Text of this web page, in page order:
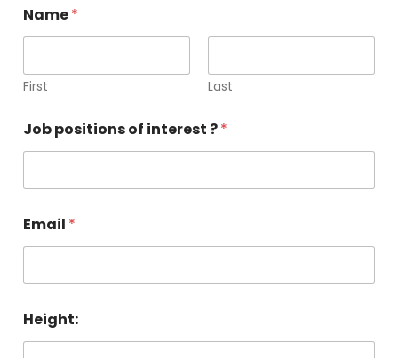
Name*
First Last
Job positions of interest ?*
Email *
Height: